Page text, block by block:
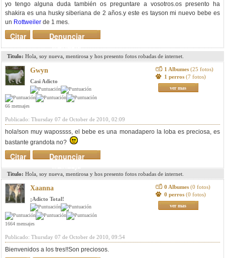
yo tengo alguna duda también os preguntare a vosotros.os presento ha
shakira es una husky siberiana de 2 años.y este es tayson mi nuevo bebe es
un Rottweiler de 1 mes.
Denunciar
mensaje
Citar
Titulo: Hola, soy nueva, mentirosa y hos presento fotos robadas de internet.
Gwyn
Casi Adicto
66 mensajes
1 Albumes (25 fotos)
1 perros (7 fotos)
ver mas
Publicado: Thursday 07 de October de 2010, 02:09
hola!son muy wapossss, el bebe es una monadapero la loba es preciosa, es
bastante grandota no?
Denunciar
mensaje
Citar
Titulo: Hola, soy nueva, mentirosa y hos presento fotos robadas de internet.
Xaanna
¡Adicto Total!
1664 mensajes
0 Albumes (0 fotos)
0 perros (0 fotos)
ver mas
Publicado: Thursday 07 de October de 2010, 09:54
Bienvenidos a los tres!!Son preciosos.